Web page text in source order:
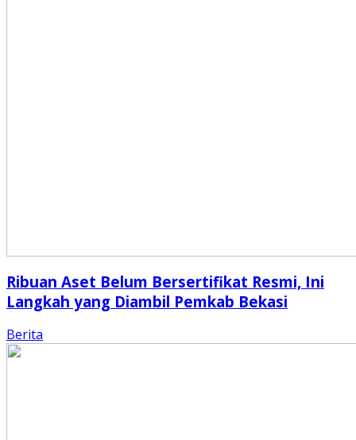
Ribuan Aset Belum Bersertifikat Resmi, Ini
Langkah yang Diambil Pemkab Bekasi
Berita